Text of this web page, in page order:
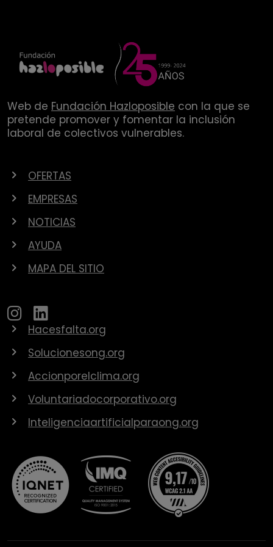
Web de Fundación Hazloposible con la que se
pretende promover y fomentar la inclusión
laboral de colectivos vulnerables.
OFERTAS
EMPRESAS
NOTICIAS
AYUDA
MAPA DEL SITIO
Hacesfalta.org
Solucionesong.org
Accionporelclima.org
Voluntariadocorporativo.org
Inteligenciaartificialparaong.org